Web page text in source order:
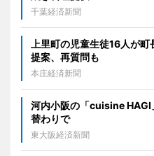
千葉経済新聞
上里町の児童生徒16人が
提案、再質問も
本庄経済新聞
河内小阪の「cuisine
替わりで
東大阪経済新聞